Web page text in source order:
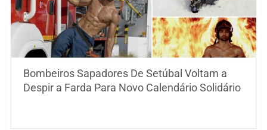
Bombeiros Sapadores De Setúbal Voltam a
Despir a Farda Para Novo Calendário Solidário